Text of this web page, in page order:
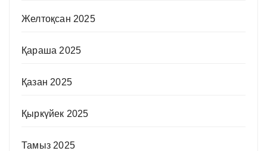
Желтоқсан 2025
Қараша 2025
Қазан 2025
Қыркүйек 2025
Тамыз 2025